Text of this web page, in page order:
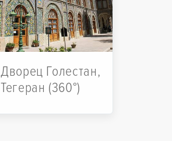
Дворец Голестан,
Тегеран (360°)